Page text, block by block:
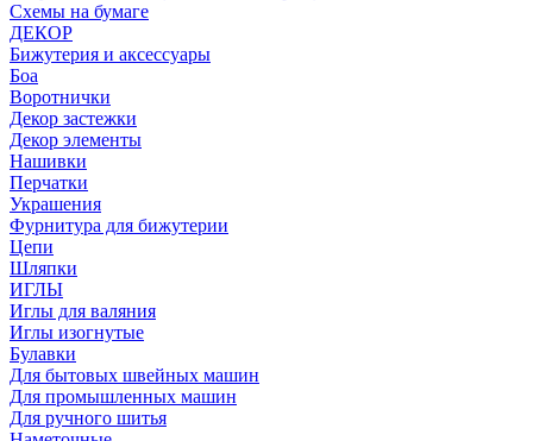
Схемы на бумаге
ДЕКОР
Бижутерия и аксессуары
Боа
Воротнички
Декор застежки
Декор элементы
Нашивки
Перчатки
Украшения
Фурнитура для бижутерии
Цепи
Шляпки
ИГЛЫ
Иглы для валяния
Иглы изогнутые
Булавки
Для бытовых швейных машин
Для промышленных машин
Для ручного шитья